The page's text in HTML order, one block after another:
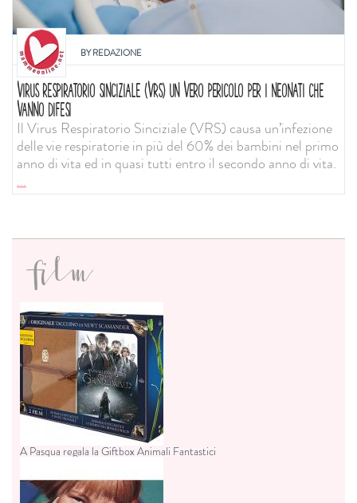
BYREDAZIONE
VIRUS RESPIRATORIO SINCIZIALE (VRS) UN VERO PERICOLO PER I NEONATI CHE
VANNO DIFESI
Il Virus Respiratorio Sinciziale (VRS) causa un’infezione
delle vie respiratorie in più del 60% dei bambini nel primo
anno di vita ed in quasi tutti entro il secondo anno di vita.
...
film
A Pasqua regala la Giftbox Animali Fantastici